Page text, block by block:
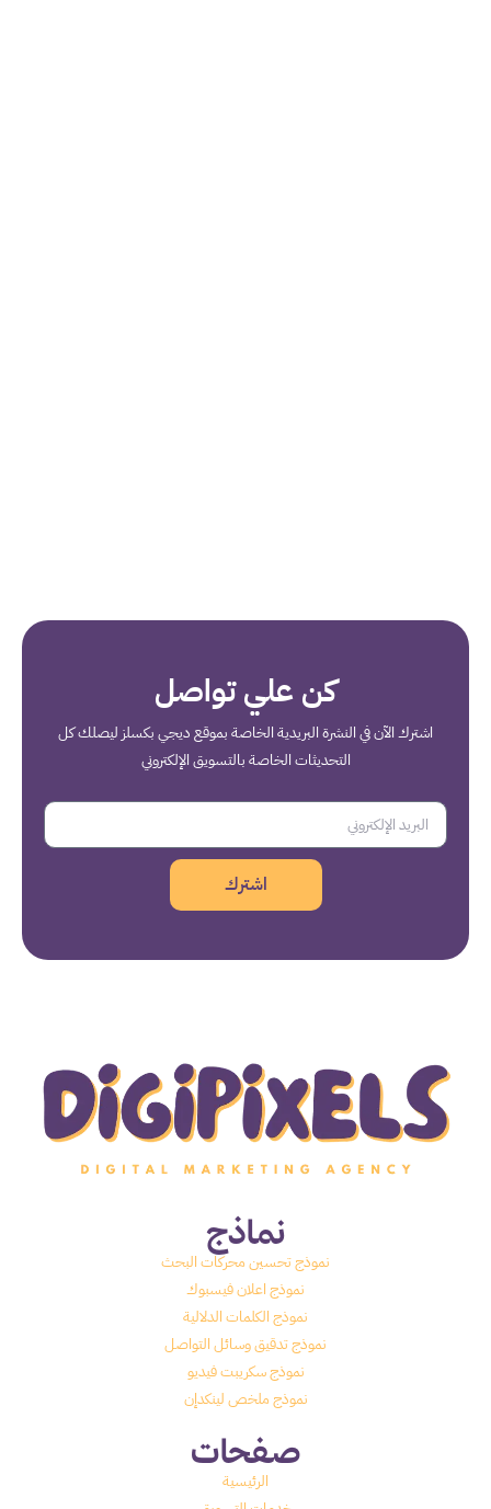
كن علي تواصل
اشترك الآن في النشرة البريدية الخاصة بموقع ديجي بكسلز ليصلك كل
التحديثات الخاصة بالتسويق الإلكتروني
اشترك
نماذج
نموذج تحسين محركات البحث
نموذج اعلان فيسبوك
نموذج الكلمات الدلالية
نموذج تدقيق وسائل التواصل
نموذج سكريبت فيديو
نموذج ملخص لينكدإن
صفحات
الرئيسية